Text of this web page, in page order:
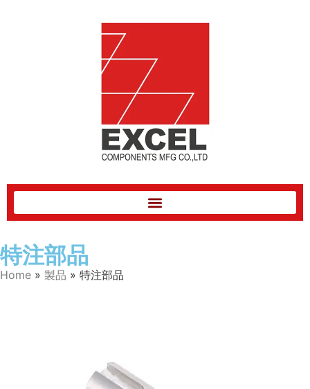
特注部品
Home » 製品 » 特注部品